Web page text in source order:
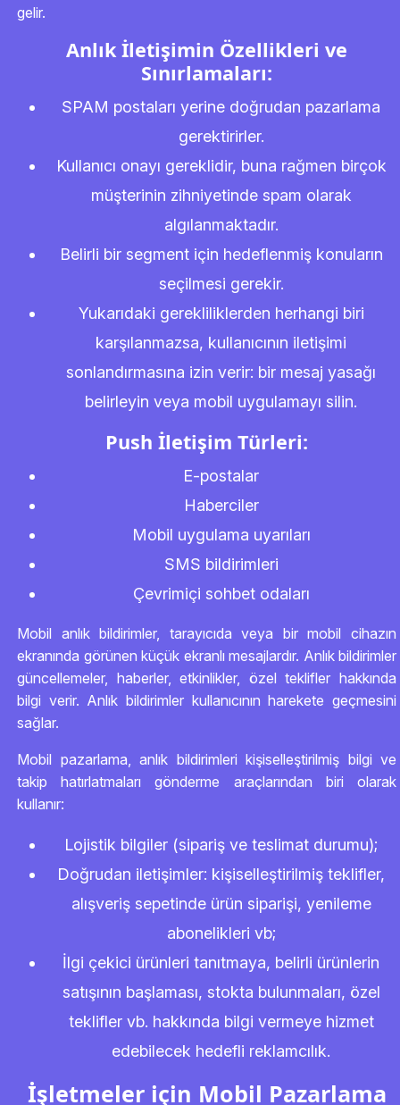
gelir.
Anlık İletişimin Özellikleri ve
Sınırlamaları:
SPAM postaları yerine doğrudan pazarlama
gerektirirler.
Kullanıcı onayı gereklidir, buna rağmen birçok
müşterinin zihniyetinde spam olarak
algılanmaktadır.
Belirli bir segment için hedeflenmiş konuların
seçilmesi gerekir.
Yukarıdaki gerekliliklerden herhangi biri
karşılanmazsa, kullanıcının iletişimi
sonlandırmasına izin verir: bir mesaj yasağı
belirleyin veya mobil uygulamayı silin.
Push İletişim Türleri:
E-postalar
Haberciler
Mobil uygulama uyarıları
SMS bildirimleri
Çevrimiçi sohbet odaları
Mobil anlık bildirimler, tarayıcıda veya bir mobil cihazın
ekranında görünen küçük ekranlı mesajlardır. Anlık bildirimler
güncellemeler, haberler, etkinlikler, özel teklifler hakkında
bilgi verir. Anlık bildirimler kullanıcının harekete geçmesini
sağlar.
Mobil pazarlama, anlık bildirimleri kişiselleştirilmiş bilgi ve
takip hatırlatmaları gönderme araçlarından biri olarak
kullanır:
Lojistik bilgiler (sipariş ve teslimat durumu);
Doğrudan iletişimler: kişiselleştirilmiş teklifler,
alışveriş sepetinde ürün siparişi, yenileme
abonelikleri vb;
İlgi çekici ürünleri tanıtmaya, belirli ürünlerin
satışının başlaması, stokta bulunmaları, özel
teklifler vb. hakkında bilgi vermeye hizmet
edebilecek hedefli reklamcılık.
İşletmeler için Mobil Pazarlama